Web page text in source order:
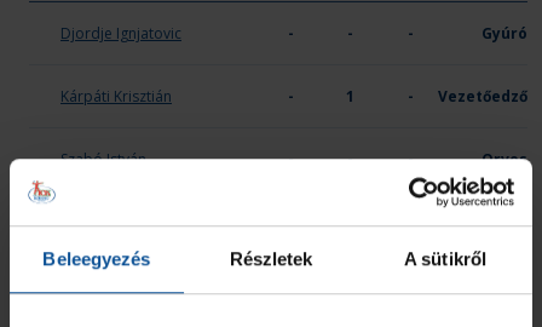
Beleegyezés Részletek A sütikről
Djordje Ignjatovic - - - Gyúró
Kárpáti Krisztián - 1 - Vezetőedző
Szabó István - - - Orvos
Vladan Jordovics - - - Edző
ÖSSZESEN